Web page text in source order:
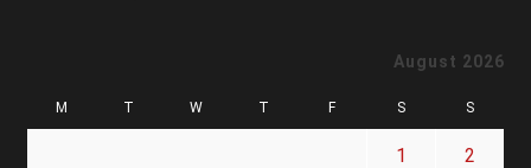
August 2026
M T W T F S S
1 2